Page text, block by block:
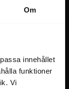
Om
innehållet
funktioner
Vi